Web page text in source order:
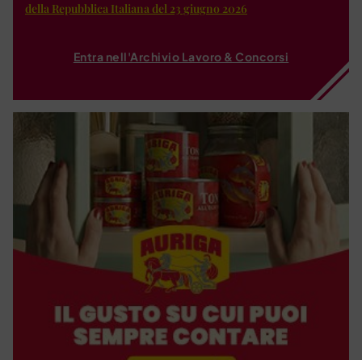
della Repubblica Italiana del 23 giugno 2026
Entra nell'Archivio Lavoro & Concorsi